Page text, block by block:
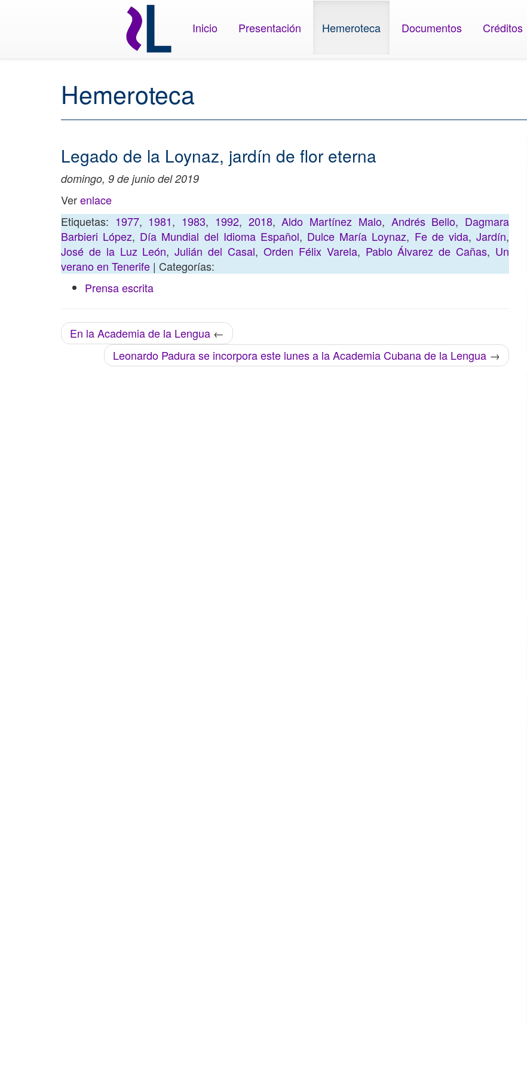
Inicio Presentación Hemeroteca Documentos Créditos
Hemeroteca
Legado de la Loynaz, jardín de flor eterna
domingo, 9 de junio del 2019
Verenlace
Etiquetas: 1977, 1981, 1983, 1992, 2018,Aldo Martínez Malo, Andrés Bello, Dagmara
Barbieri López, Día Mundial del Idioma Español, Dulce María Loynaz, Fe de vida,Jardín,
José de la Luz León,Julián del Casal, Orden Félix Varela, Pablo Álvarez de Cañas, Un
verano en Tenerife | Categorías:
Prensa escrita
En la Academia de la Lengua ←
Leonardo Padura se incorpora este lunes a la Academia Cubana de la Lengua →